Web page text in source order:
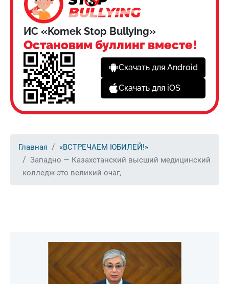
ИС «Komek Stop Bullying»
Остановим буллинг вместе!
Скачать для Android
Скачать для iOS
Главная
«ВСТРЕЧАЕМ ЮБИЛЕЙ!»
Западно — Казахстанский высший медицинский
колледж-это великий очаг,